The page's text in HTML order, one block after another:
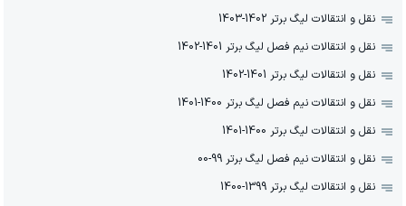
نقل و انتقالات لیگ برتر 1402-1403
نقل و انتقالات نیم فصل لیگ برتر 1401-1402
نقل و انتقالات لیگ برتر 1401-1402
نقل و انتقالات نیم فصل لیگ برتر 1400-1401
نقل و انتقالات لیگ برتر 1400-1401
نقل و انتقالات نیم فصل لیگ برتر 99-00
نقل و انتقالات لیگ برتر 1399-1400